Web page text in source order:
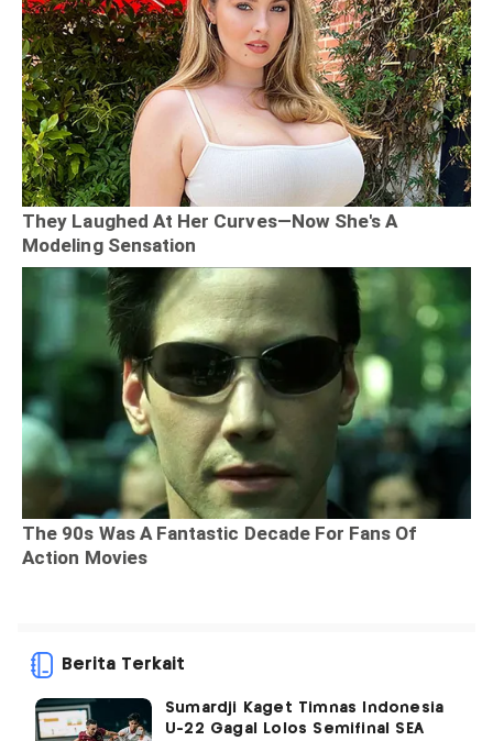
Berita Terkait
Sumardji Kaget Timnas Indonesia
U-22 Gagal Lolos Semifinal SEA